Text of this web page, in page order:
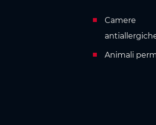
Camere
Animali